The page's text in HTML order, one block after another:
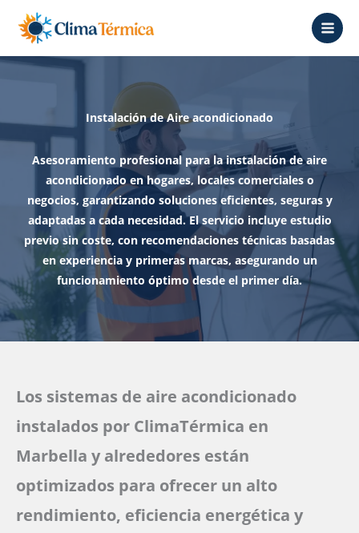
contenido
Instalación de Aire acondicionado
Asesoramiento profesional para la instalación de aire
acondicionado en hogares, locales comerciales o
negocios, garantizando soluciones eficientes, seguras y
adaptadas a cada necesidad. El servicio incluye estudio
previo sin coste, con recomendaciones técnicas basadas
en experiencia y primeras marcas, asegurando un
funcionamiento óptimo desde el primer día.
Los sistemas de aire acondicionado
instalados por ClimaTérmica en
Marbella y alrededores están
optimizados para ofrecer un alto
rendimiento, eficiencia energética y